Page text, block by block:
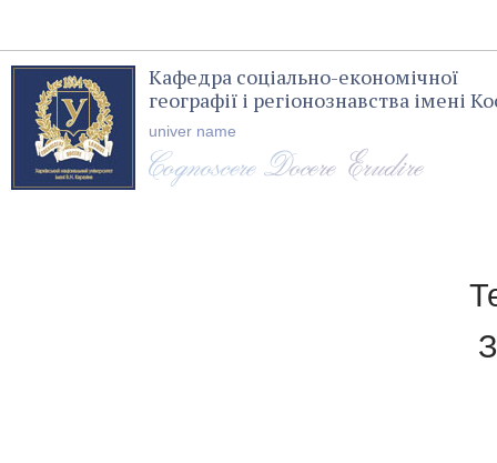
Кафедра соціально-економічної
географії і регіонознавства імені
univer name